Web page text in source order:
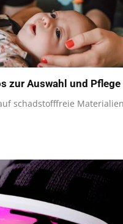
zur Auswahl und
schadstofffreie